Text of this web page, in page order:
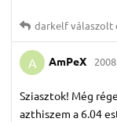
darkelfválaszolt
A AmPeX
Sziasztok! Még
azthiszem a 6.04